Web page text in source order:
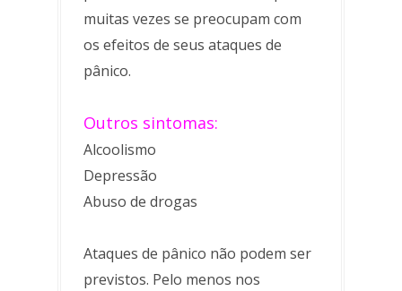
muitas vezes se preocupam com
os efeitos de seus ataques de
pânico.
Outros sintomas:
Alcoolismo
Depressão
Abuso de drogas
Ataques de pânico não podem ser
previstos. Pelo menos nos